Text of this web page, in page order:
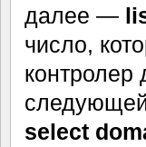
далее —
число,
контролер
select